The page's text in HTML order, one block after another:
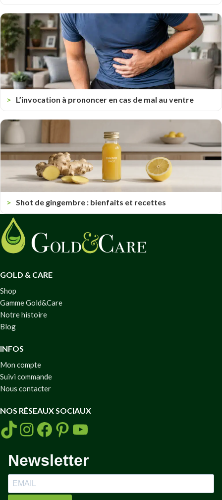
L’invocation à prononcer en cas de mal au ventre
Shot de gingembre : bienfaits et recettes
GOLD & CARE
Shop
Gamme Gold&Care
Notre histoire
Blog
INFOS
Mon compte
Suivi commande
Nous contacter
NOS RÉSEAUX SOCIAUX
Newsletter